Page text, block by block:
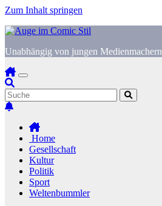
Zum Inhalt springen
Unabhängig von jungen Medienmachern
Home
Gesellschaft
Kultur
Politik
Sport
Weltenbummler